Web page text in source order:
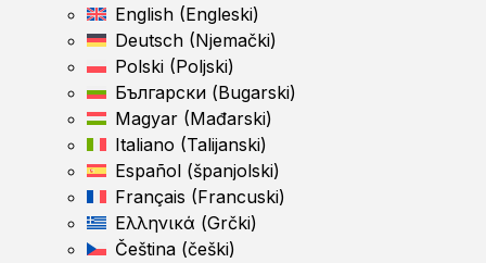
English (Engleski)
Deutsch (Njemački)
Polski (Poljski)
Български (Bugarski)
Magyar (Mađarski)
Italiano (Talijanski)
Español (španjolski)
Français (Francuski)
Ελληνικά (Grčki)
Čeština (češki)